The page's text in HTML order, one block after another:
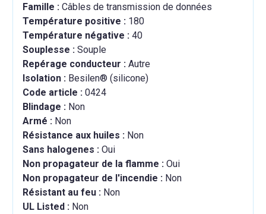
Famille : Câbles de transmission de données
Température positive : 180
Température négative : 40
Souplesse : Souple
Repérage conducteur : Autre
Isolation : Besilen® (silicone)
Code article : 0424
Blindage : Non
Armé : Non
Résistance aux huiles : Non
Sans halogenes : Oui
Non propagateur de la flamme : Oui
Non propagateur de l'incendie : Non
Résistant au feu : Non
UL Listed : Non